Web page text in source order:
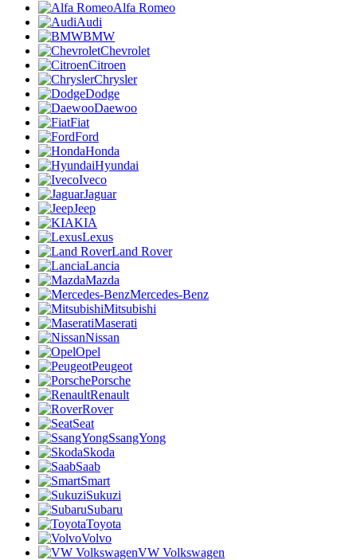
Alfa Romeo
Audi
BMW
Chevrolet
Citroen
Chrysler
Dodge
Daewoo
Fiat
Ford
Honda
Hyundai
Iveco
Jaguar
Jeep
KIA
Lexus
Land Rover
Lancia
Mazda
Mercedes-Benz
Mitsubishi
Maserati
Nissan
Opel
Peugeot
Porsche
Renault
Rover
Seat
SsangYong
Skoda
Saab
Smart
Sukuzi
Subaru
Toyota
Volvo
VW Volkswagen